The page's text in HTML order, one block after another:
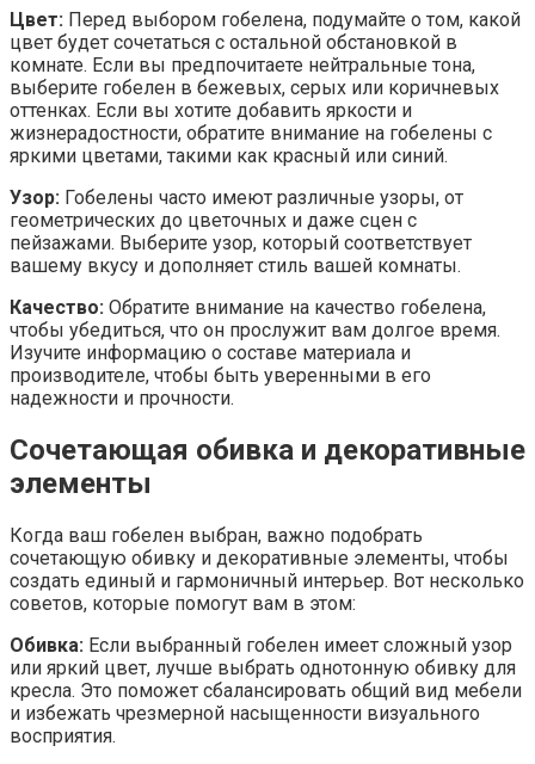
Цвет: Перед выбором гобелена, подумайте о том, какой
цвет будет сочетаться с остальной обстановкой в
комнате. Если вы предпочитаете нейтральные тона,
выберите гобелен в бежевых, серых или коричневых
оттенках. Если вы хотите добавить яркости и
жизнерадостности, обратите внимание на гобелены с
яркими цветами, такими как красный или синий.
Узор: Гобелены часто имеют различные узоры, от
геометрических до цветочных и даже сцен с
пейзажами. Выберите узор, который соответствует
вашему вкусу и дополняет стиль вашей комнаты.
Качество: Обратите внимание на качество гобелена,
чтобы убедиться, что он прослужит вам долгое время.
Изучите информацию о составе материала и
производителе, чтобы быть уверенными в его
надежности и прочности.
Сочетающая обивка и декоративные
элементы
Когда ваш гобелен выбран, важно подобрать
сочетающую обивку и декоративные элементы, чтобы
создать единый и гармоничный интерьер. Вот несколько
советов, которые помогут вам в этом:
Обивка: Если выбранный гобелен имеет сложный узор
или яркий цвет, лучше выбрать однотонную обивку для
кресла. Это поможет сбалансировать общий вид мебели
и избежать чрезмерной насыщенности визуального
восприятия.